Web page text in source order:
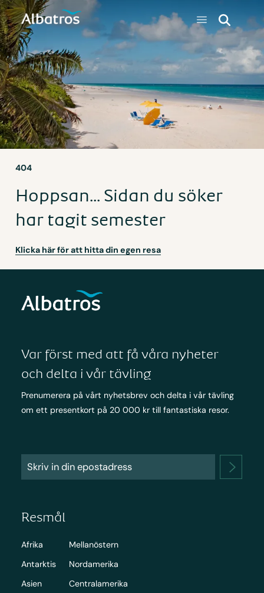
404
Hoppsan... Sidan du söker
har tagit semester
Klicka här för att hitta din egen resa
Var först med att få våra nyheter
och delta i vår tävling
Prenumerera på vårt nyhetsbrev och delta i vår tävling
om ett presentkort på 20 000 kr till fantastiska resor.
Resmål
Afrika
Antarktis
Asien
Mellanöstern
Nordamerika
Centralamerika